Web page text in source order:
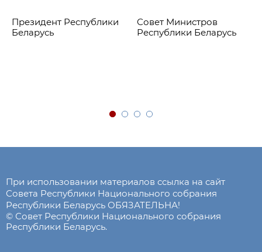
Президент Республики
Беларусь
Совет Министров
Республики Беларусь
При использовании материалов ссылка на сайт
Совета Республики Национального собрания
Республики Беларусь ОБЯЗАТЕЛЬНА!
© Совет Республики Национального собрания
Республики Беларусь.